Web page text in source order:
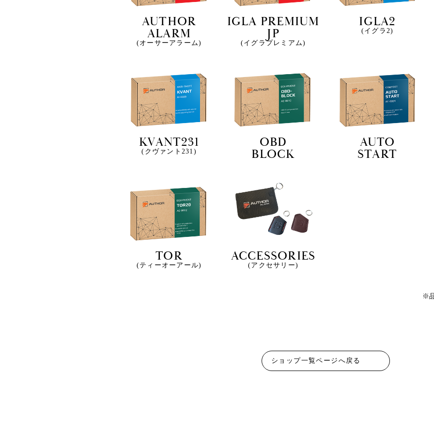
AUTHOR
ALARM
(オーサーアラーム)
IGLA PREMIUM
JP
(イグラプレミアム)
IGLA2
(イグラ2)
KVANT231
(クヴァント231)
OBD
BLOCK
AUTO
START
TOR
(ティーオーアール)
ACCESSORIES
(アクセサリー)
※
ショップ一覧ページへ戻る